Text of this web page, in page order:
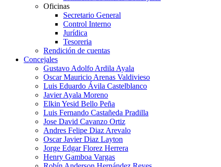
Oficinas
Secretario General
Control Interno
Jurídica
Tesoreria
Rendición de cuentas
Concejales
Gustavo Adolfo Ardila Ayala
Oscar Mauricio Arenas Valdivieso
Luis Eduardo Ávila Castelblanco
Javier Ayala Moreno
Elkin Yesid Bello Peña
Luis Fernando Castañeda Pradilla
Jose David Cavanzo Ortiz
Andres Felipe Diaz Arevalo
Oscar Javier Diaz Layton
Jorge Edgar Florez Herrera
Henry Gamboa Vargas